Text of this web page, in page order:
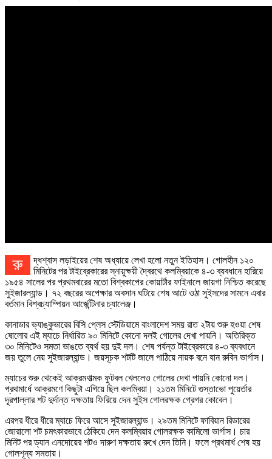
রুদ্ধশ্বাস লড়াইয়ের শেষ অধ্যায়ে লেখা হলো নতুন ইতিহাস। গোলহীন ১২০
মিনিটের পর টাইব্রেকারের স্নায়ুক্ষয়ী দ্বৈরথে কলম্বিয়াকে ৪-৩ ব্যবধানে হারিয়ে
১৯৫৪ সালের পর প্রথমবারের মতো বিশ্বকাপের কোয়ার্টার ফাইনালে জায়গা নিশ্চিত করেছে
সুইজারল্যান্ড। ৭২ বছরের অপেক্ষার অবসান ঘটিয়ে শেষ আটে ওঠা সুইসদের সামনে এবার
বর্তমান বিশ্বচ্যাম্পিয়ন আর্জেন্টিনার চ্যালেঞ্জ।
কানাডার ভ্যাঙ্কুভারের বিসি প্লেস স্টেডিয়ামে বাংলাদেশ সময় রাত ২টায় শুরু হওয়া শেষ
ষোলোর এই ম্যাচে নির্ধারিত ৯০ মিনিটে কোনো দলই গোলের দেখা পায়নি। অতিরিক্ত
৩০ মিনিটেও সমতা ভাঙতে ব্যর্থ হয় দুই দল। শেষ পর্যন্ত টাইব্রেকারে ৪-৩ ব্যবধানে
জয় তুলে নেয় সুইজারল্যান্ড। জয়সূচক শটটি জালে পাঠিয়ে নায়ক বনে যান রুবিন ভার্গাস।
ম্যাচের শুরু থেকেই আক্রমণাত্মক ফুটবল খেললেও গোলের দেখা পায়নি কোনো দল।
প্রথমার্ধে আক্রমণে কিছুটা এগিয়ে ছিল কলম্বিয়া। ২১তম মিনিটে গুস্তাভো পুয়ের্তার
দূরপাল্লার শট দুর্দান্ত দক্ষতায় ফিরিয়ে দেন সুইস গোলরক্ষক গ্রেগর কোবেল।
এরপর ধীরে ধীরে ম্যাচে ফিরে আসে সুইজারল্যান্ড। ২৯তম মিনিটে ফাবিয়ান রিডারের
জোরালো শট চমৎকারভাবে ঠেকিয়ে দেন কলম্বিয়ার গোলরক্ষক কামিলো ভার্গাস। চার
মিনিট পর ড্যান এনদোয়ের শটও দারুণ দক্ষতায় রুখে দেন তিনি। ফলে প্রথমার্ধ শেষ হয়
গোলশূন্য সমতায়।